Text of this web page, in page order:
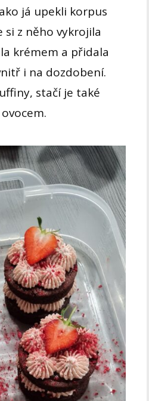
já upekli korpus
si z něho vykrojila
krémem a přidala
i na dozdobení.
stačí je také